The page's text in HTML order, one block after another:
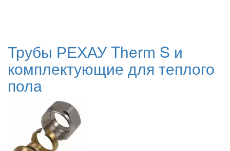
Трубы РЕХАУ Therm S и
комплектующие для теплого
пола